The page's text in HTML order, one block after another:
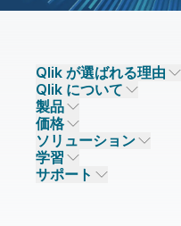
Qlik が選ばれる理由
Qlik が選ばれる理由
信頼とセキュリティ
信頼とプライバシー
信頼と AI
主なテクノロジーパートナ
データソースとターゲット
Qlik について
企業情報
採用情報
ニュースルーム
事業所 / 連絡先
製品
データ統合とデータ品質
Qlik Talend
Qlik Talend Cloud
Talend Data Fabric
価格
データ統合
データ分析
AI / 機械学習
ソリューション
ソリューションパートナー
パートナー検索
学習
イベント
サポート